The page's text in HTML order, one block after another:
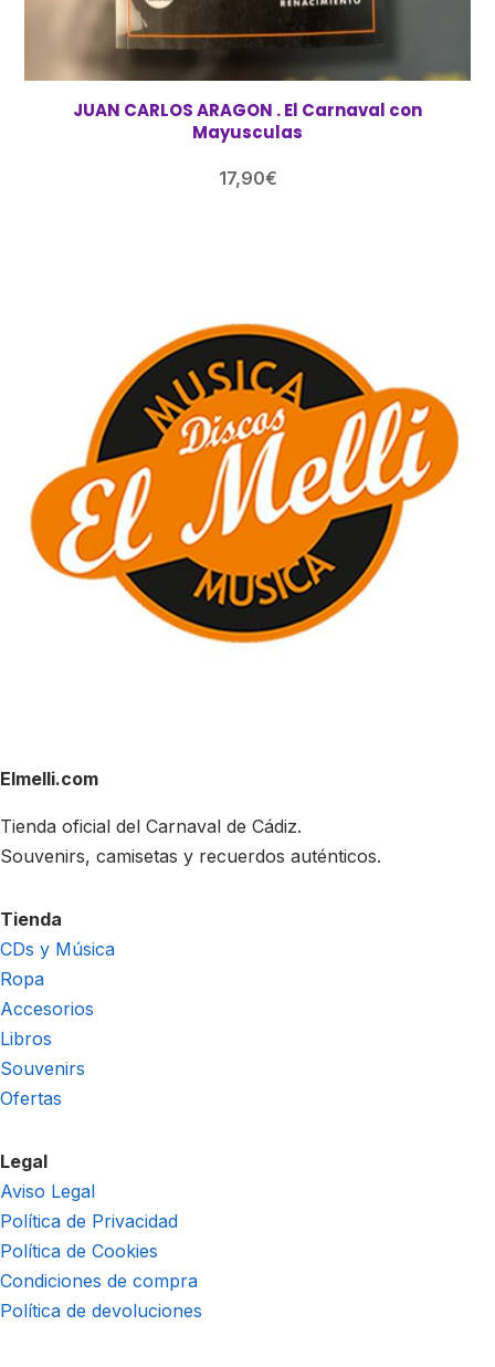
JUAN CARLOS ARAGON . El Carnaval con
Mayusculas
17,90€
Elmelli.com
Tienda oficial del Carnaval de Cádiz.
Souvenirs, camisetas y recuerdos auténticos.
Tienda
CDs y Música
Ropa
Accesorios
Libros
Souvenirs
Ofertas
Legal
Aviso Legal
Política de Privacidad
Política de Cookies
Condiciones de compra
Política de devoluciones